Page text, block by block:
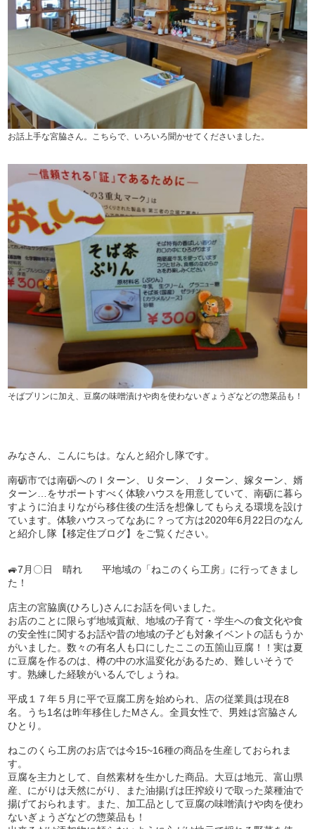
お話上手な宮脇さん。こちらで、いろいろ聞かせてくださいました。
そばプリンに加え、豆腐の味噌漬けや肉を使わないぎょうざなどの惣菜品も！
みなさん、こんにちは。なんと紹介し隊です。
南砺市では南砺へのＩターン、Ｕターン、Ｊターン、嫁ターン、婿
ターン…をサポートすべく体験ハウスを用意していて、南砺に暮ら
すように泊まりながら移住後の生活を想像してもらえる環境を設け
ています。体験ハウスってなあに？って方は2020年6月22日のなん
と紹介し隊【移定住ブログ】をご覧ください。
🚙7月〇日 晴れ 平地域の「ねこのくら工房」に行ってきまし
た！
店主の宮脇廣(ひろし)さんにお話を伺いました。
お店のことに限らず地域貢献、地域の子育て・学生への食文化や食
の安全性に関するお話や昔の地域の子ども対象イベントの話もうか
がいました。数々の有名人も口にしたここの五箇山豆腐！！実は夏
に豆腐を作るのは、樽の中の水温変化があるため、難しいそうで
す。熟練した経験がいるんでしょうね。
平成１７年５月に平で豆腐工房を始められ、店の従業員は現在8
名。うち1名は昨年移住したMさん。全員女性で、男姓は宮脇さん
ひとり。
ねこのくら工房のお店では今15~16種の商品を生産しておられま
す。
豆腐を主力として、自然素材を生かした商品。大豆は地元、富山県
産、にがりは天然にがり、また油揚げは圧搾絞りで取った菜種油で
揚げておられます。また、加工品として豆腐の味噌漬けや肉を使わ
ないぎょうざなどの惣菜品も！